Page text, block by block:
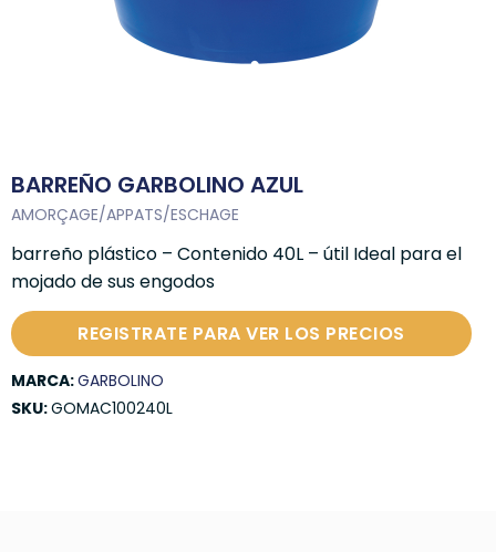
BARREÑO GARBOLINO AZUL
AMORÇAGE/APPATS/ESCHAGE
barreño plástico – Contenido 40L – útil Ideal para el
mojado de sus engodos
REGISTRATE PARA VER LOS PRECIOS
MARCA:GARBOLINO
SKU:GOMAC100240L